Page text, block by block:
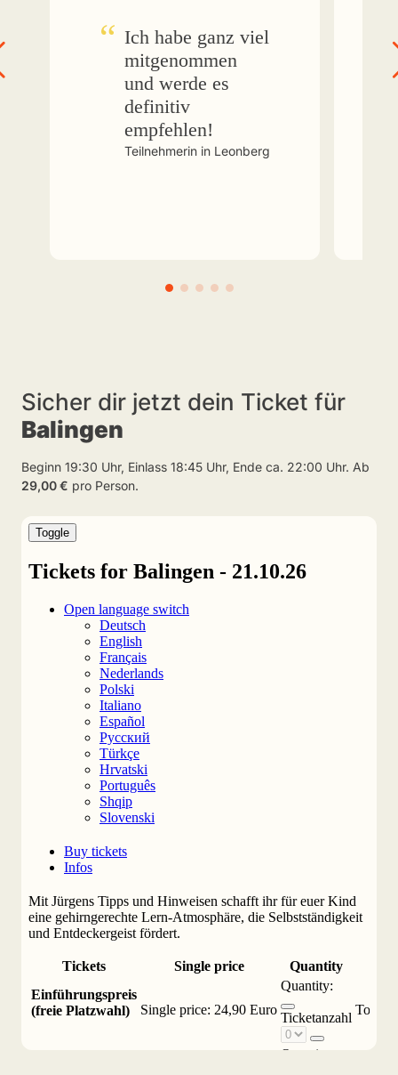
Ich habe ganz viel
mitgenommen
und werde es
definitiv
empfehlen!
Teilnehmerin in Leonberg
Sicher dir jetzt dein Ticket für
Balingen
Beginn 19:30 Uhr, Einlass 18:45 Uhr, Ende ca. 22:00 Uhr. Ab
29,00 € pro Person.